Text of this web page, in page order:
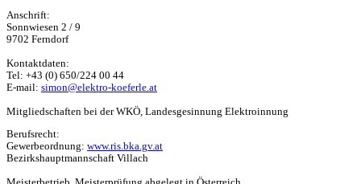
Anschrift:
Sonnwiesen 2 / 9
9702 Ferndorf
Kontaktdaten:
Tel: +43 (0) 650/224 00 44
E-mail: simon@elektro-koeferle.at
Mitgliedschaften bei der WKÖ, Landesgesinnung Elektroinnung
Berufsrecht:
Gewerbeordnung: www.ris.bka.gv.at
Bezirkshauptmannschaft Villach